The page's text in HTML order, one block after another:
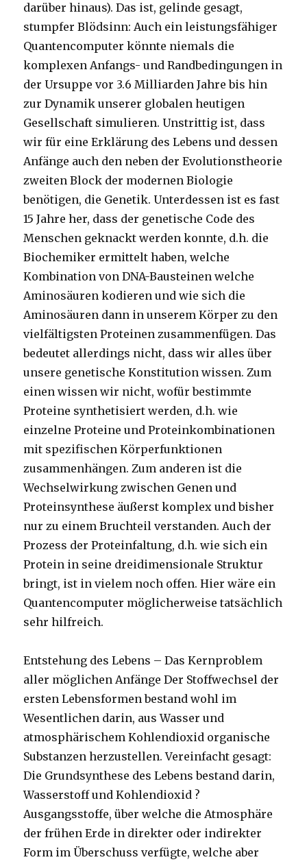
darüber hinaus). Das ist, gelinde gesagt,
stumpfer Blödsinn: Auch ein leistungsfähiger
Quantencomputer könnte niemals die
komplexen Anfangs- und Randbedingungen in
der Ursuppe vor 3.6 Milliarden Jahre bis hin
zur Dynamik unserer globalen heutigen
Gesellschaft simulieren. Unstrittig ist, dass
wir für eine Erklärung des Lebens und dessen
Anfänge auch den neben der Evolutionstheorie
zweiten Block der modernen Biologie
benötigen, die Genetik. Unterdessen ist es fast
15 Jahre her, dass der genetische Code des
Menschen geknackt werden konnte, d.h. die
Biochemiker ermittelt haben, welche
Kombination von DNA-Bausteinen welche
Aminosäuren kodieren und wie sich die
Aminosäuren dann in unserem Körper zu den
vielfältigsten Proteinen zusammenfügen. Das
bedeutet allerdings nicht, dass wir alles über
unsere genetische Konstitution wissen. Zum
einen wissen wir nicht, wofür bestimmte
Proteine synthetisiert werden, d.h. wie
einzelne Proteine und Proteinkombinationen
mit spezifischen Körperfunktionen
zusammenhängen. Zum anderen ist die
Wechselwirkung zwischen Genen und
Proteinsynthese äußerst komplex und bisher
nur zu einem Bruchteil verstanden. Auch der
Prozess der Proteinfaltung, d.h. wie sich ein
Protein in seine dreidimensionale Struktur
bringt, ist in vielem noch offen. Hier wäre ein
Quantencomputer möglicherweise tatsächlich
sehr hilfreich.
Entstehung des Lebens – Das Kernproblem
aller möglichen Anfänge Der Stoffwechsel der
ersten Lebensformen bestand wohl im
Wesentlichen darin, aus Wasser und
atmosphärischem Kohlendioxid organische
Substanzen herzustellen. Vereinfacht gesagt:
Die Grundsynthese des Lebens bestand darin,
Wasserstoff und Kohlendioxid ?
Ausgangsstoffe, über welche die Atmosphäre
der frühen Erde in direkter oder indirekter
Form im Überschuss verfügte, welche aber